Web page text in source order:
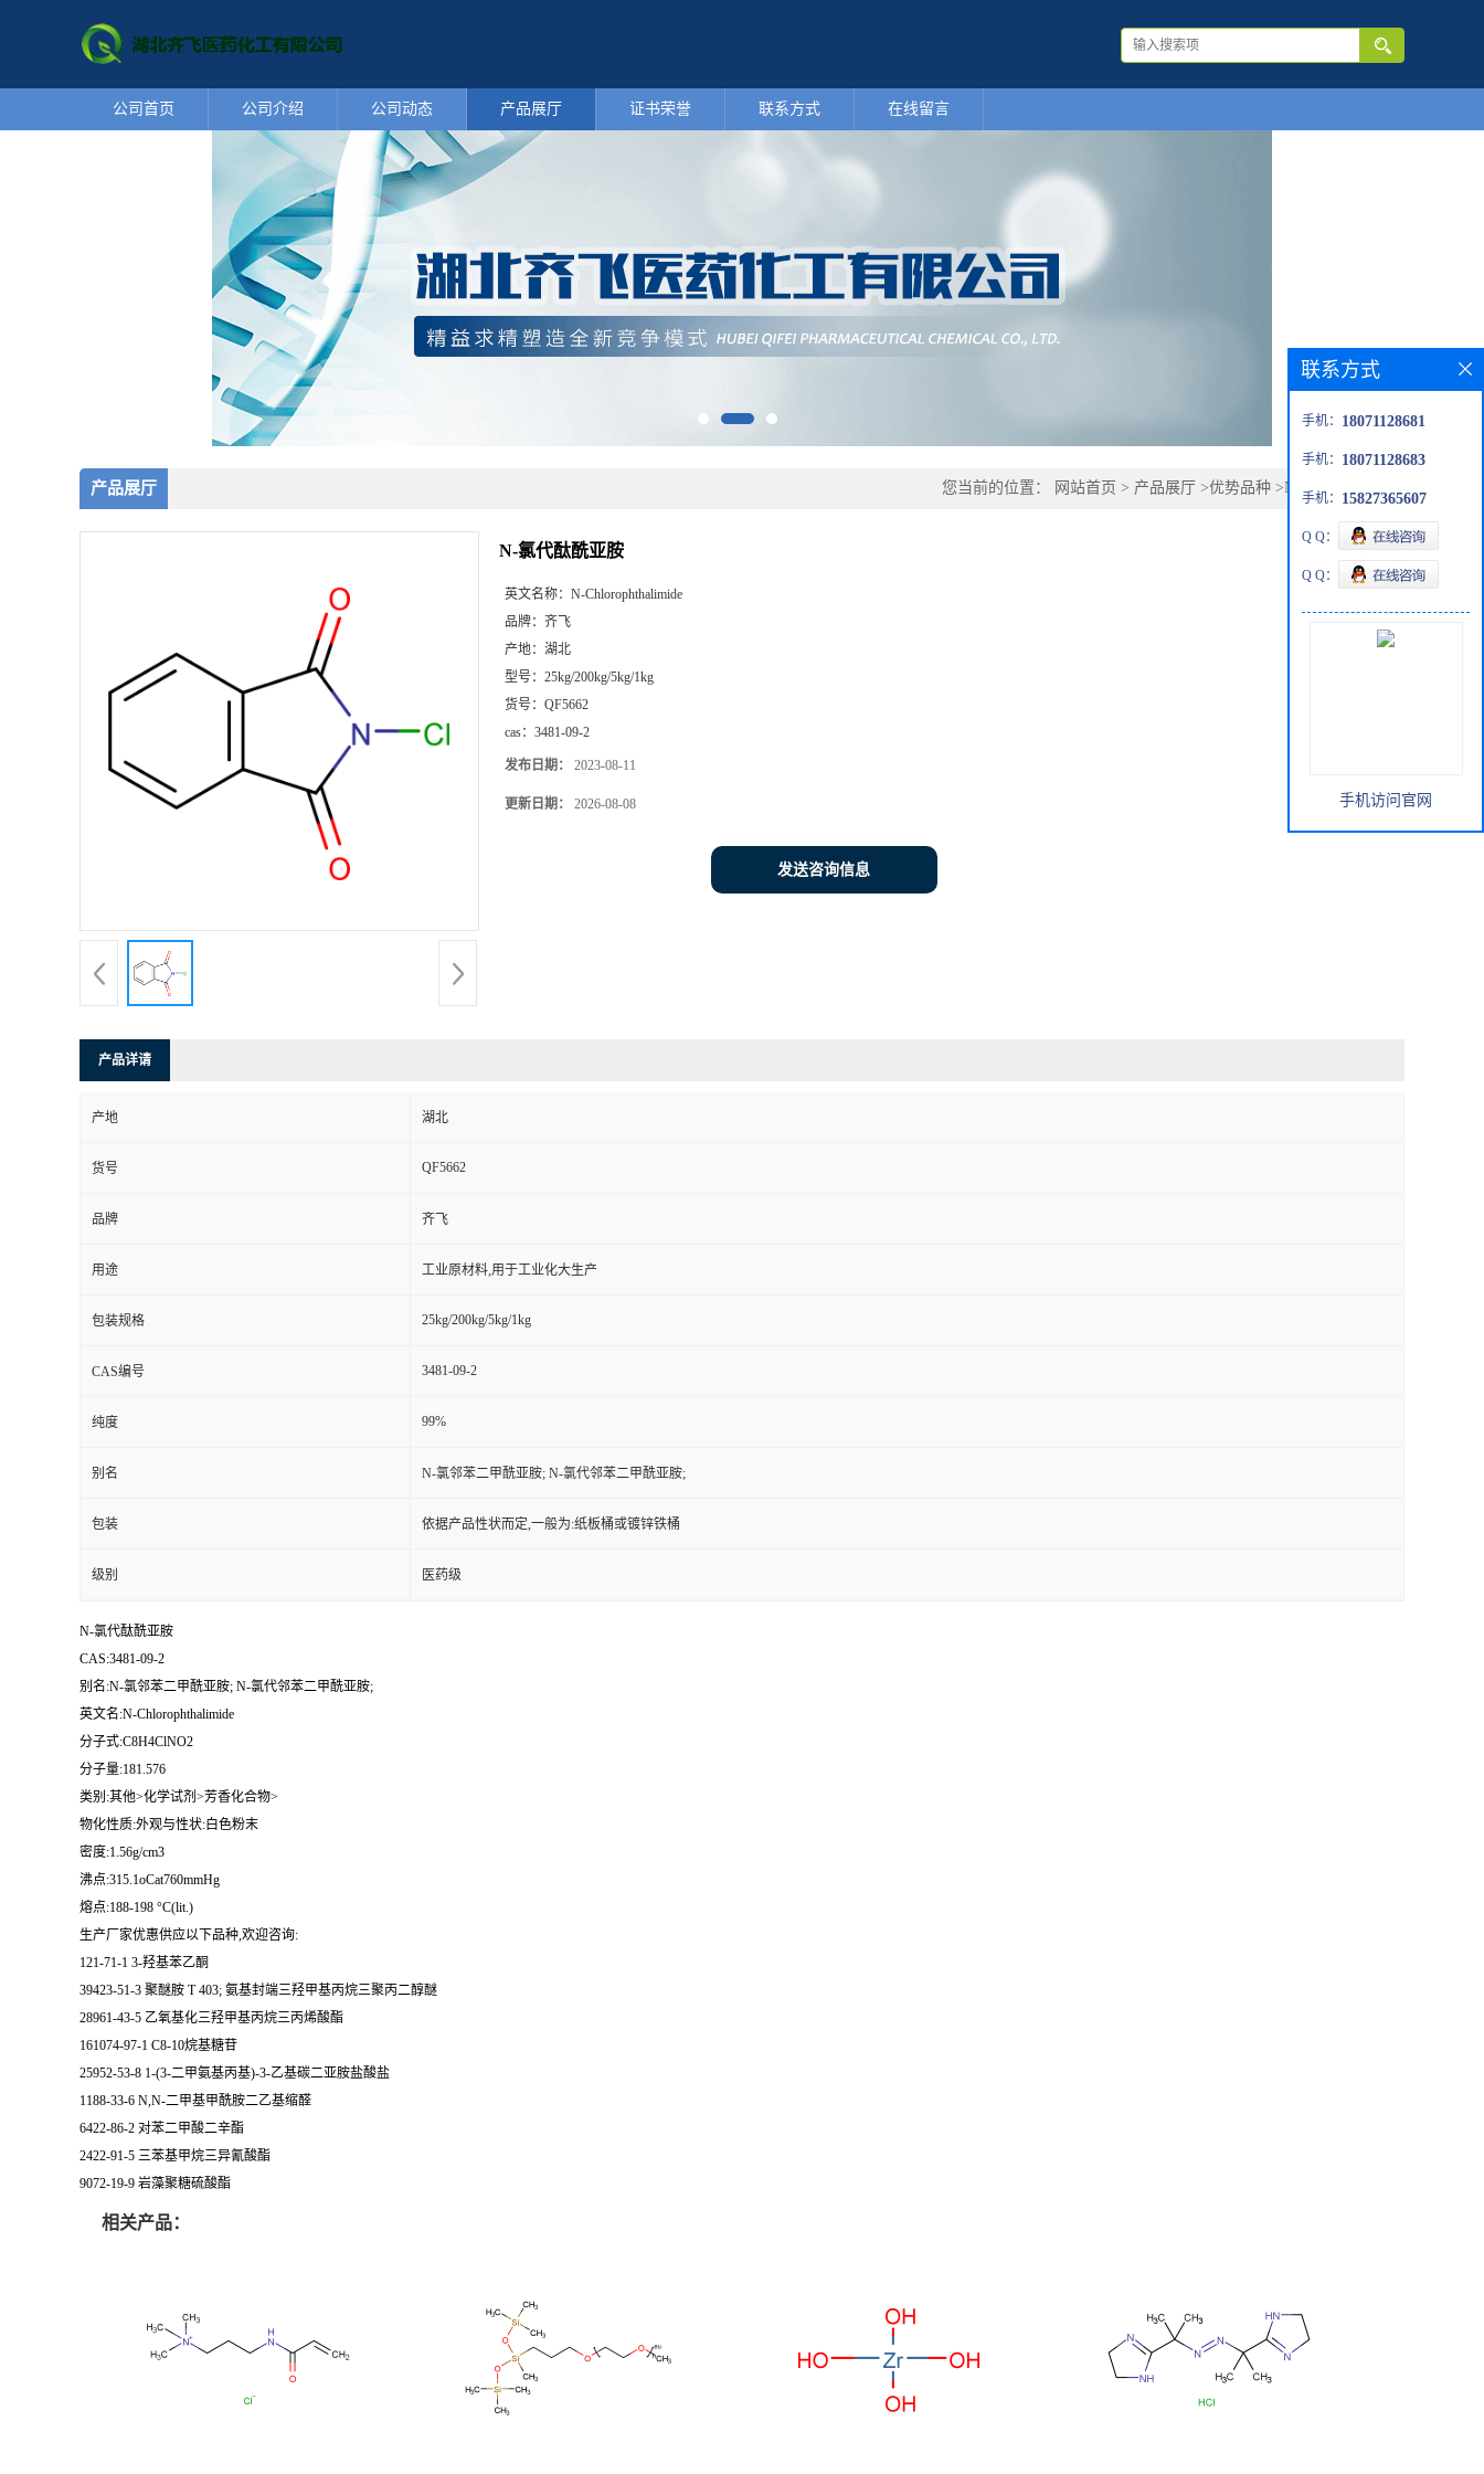
公司首页 公司介绍 公司动态 产品展厅 证书荣誉 联系方式 在线留言
产品展厅 您当前的位置： 网站首页 > 产品展厅 >优势品种 >N-氯代酞酰亚胺
N-氯代酞酰亚胺
英文名称： N-Chlorophthalimide
品牌： 齐飞
产地： 湖北
型号： 25kg/200kg/5kg/1kg
货号： QF5662
cas： 3481-09-2
发布日期： 2023-08-11
更新日期： 2026-08-08
发送咨询信息
产品详请
产地 湖北
货号 QF5662
品牌 齐飞
用途 工业原材料,用于工业化大生产
包装规格 25kg/200kg/5kg/1kg
CAS编号 3481-09-2
纯度 99%
别名 N-氯邻苯二甲酰亚胺; N-氯代邻苯二甲酰亚胺;
包装 依据产品性状而定,一般为:纸板桶或镀锌铁桶
级别 医药级
N-氯代酞酰亚胺
CAS:3481-09-2
别名:N-氯邻苯二甲酰亚胺; N-氯代邻苯二甲酰亚胺;
英文名:N-Chlorophthalimide
分子式:C8H4ClNO2
分子量:181.576
类别:其他>化学试剂>芳香化合物>
物化性质:外观与性状:白色粉末
密度:1.56g/cm3
沸点:315.1oCat760mmHg
熔点:188-198 °C(lit.)
生产厂家优惠供应以下品种,欢迎咨询:
121-71-1 3-羟基苯乙酮
39423-51-3 聚醚胺 T 403; 氨基封端三羟甲基丙烷三聚丙二醇醚
28961-43-5 乙氧基化三羟甲基丙烷三丙烯酸酯
161074-97-1 C8-10烷基糖苷
25952-53-8 1-(3-二甲氨基丙基)-3-乙基碳二亚胺盐酸盐
1188-33-6 N,N-二甲基甲酰胺二乙基缩醛
6422-86-2 对苯二甲酸二辛酯
2422-91-5 三苯基甲烷三异氰酸酯
9072-19-9 岩藻聚糖硫酸酯
相关产品：
联系方式
手机： 18071128681
手机： 18071128683
手机： 15827365607
Q Q：
Q Q：
手机访问官网